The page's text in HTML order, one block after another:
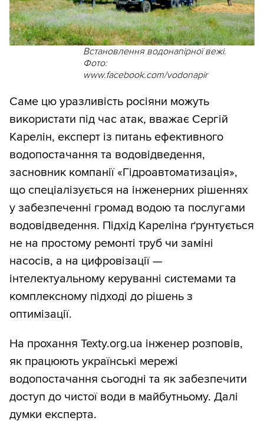
Встановлення водонапірної вежі.
Фото:
www.facebook.com/vodonapir
Саме цю уразливість росіяни можуть
використати під час атак, вважає Сергій
Карелін, експерт із питань ефективного
водопостачання та водовідведення,
засновник компанії «Гідроавтоматизація»,
що спеціалізується на інженерних рішеннях
у забезпеченні громад водою та послугами
водовідведення. Підхід Кареліна ґрунтується
не на простому ремонті труб чи заміні
насосів, а на цифровізації —
інтелектуальному керуванні системами та
комплексному підході до рішень з
оптимізації.
На прохання Texty.org.ua інженер розповів,
як працюють українські мережі
водопостачання сьогодні та як забезпечити
доступ до чистої води в майбутньому. Далі
думки експерта.